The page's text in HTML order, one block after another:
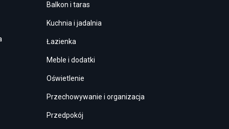
Balkon i taras
Kuchnia i jadalnia
Łazienka
Meble i dodatki
Oświetlenie
Przechowywanie i organizacja
Przedpokój